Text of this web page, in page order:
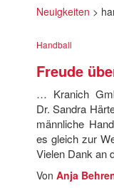
Neuigkeiten >
Handball
Freude
… Kranich
Dr. Sandra
männliche
es gleich zur
Vielen Dank an
Von Anja